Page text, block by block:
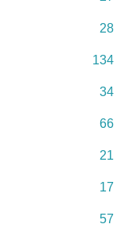
28
134
34
66
21
17
57